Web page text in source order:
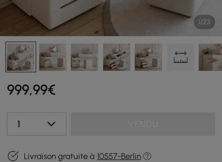
1/23
999,99€
1
Livraison gratuite à 10557-Berlin